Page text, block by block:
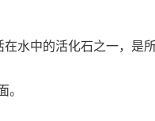
水中的活化石之一，是
。